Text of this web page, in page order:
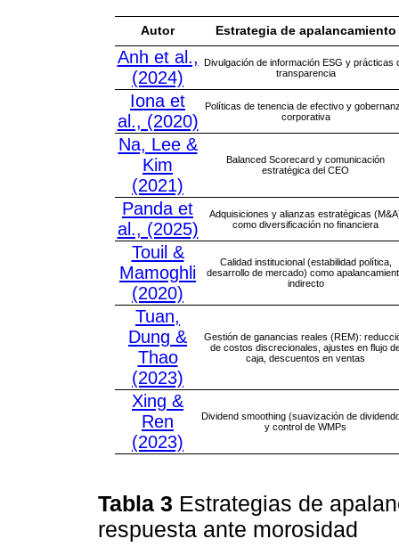
Autor Estrategia de apalancamiento
Anh et al.,
(2024)
Divulgación de información ESG y prácticas
transparencia
Iona et
al., (2020)
Políticas de tenencia de efectivo y
corporativa
Na, Lee &
Kim
(2021)
Balanced Scorecard y comunicación
estratégica del CEO
Panda et
al., (2025)
Adquisiciones y alianzas estratégicas
como diversificación no financiera
Touil &
Mamoghli
(2020)
Calidad institucional (estabilidad política,
desarrollo de mercado) como
indirecto
Tuan,
Dung &
Thao
(2023)
Gestión de ganancias reales (REM):
de costos discrecionales, ajustes en flujo
caja, descuentos en ventas
Xing &
Ren
(2023)
Dividend smoothing (suavización de
y control de WMPs
Tabla 3 Estrategias de
respuesta ante morosidad